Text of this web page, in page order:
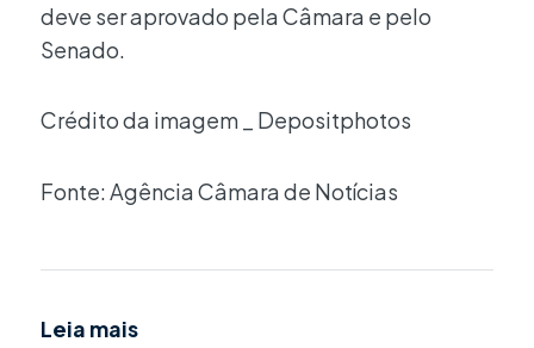
deve ser aprovado pela Câmara e pelo
Senado.
Crédito da imagem _ Depositphotos
Fonte: Agência Câmara de Notícias
Leia mais